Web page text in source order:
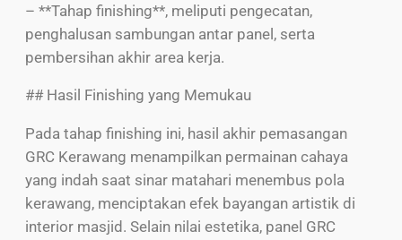
– **Tahap finishing**, meliputi pengecatan,
penghalusan sambungan antar panel, serta
pembersihan akhir area kerja.
## Hasil Finishing yang Memukau
Pada tahap finishing ini, hasil akhir pemasangan
GRC Kerawang menampilkan permainan cahaya
yang indah saat sinar matahari menembus pola
kerawang, menciptakan efek bayangan artistik di
interior masjid. Selain nilai estetika, panel GRC